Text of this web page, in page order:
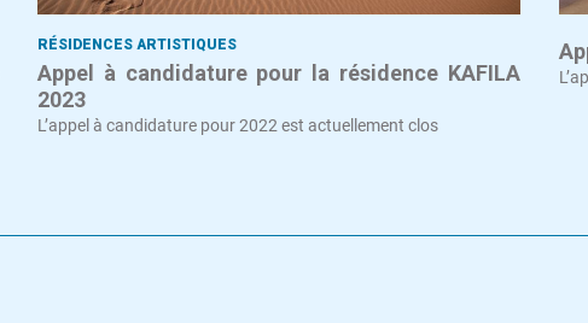
RÉSIDENCES ARTISTIQUES
Appel à candidature pour la résidence KAFILA
2023
L’appel à candidature pour 2022 est actuellement clos